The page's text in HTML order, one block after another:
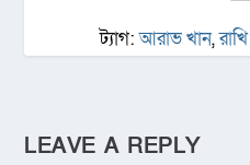
ট্যাগ:আরাভ খান,
LEAVE A REPLY